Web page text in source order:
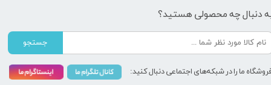
دنبال چه محصولی هستید؟
جستجو
ما را در شبکه‌های اجتماعی دنبال کنید: